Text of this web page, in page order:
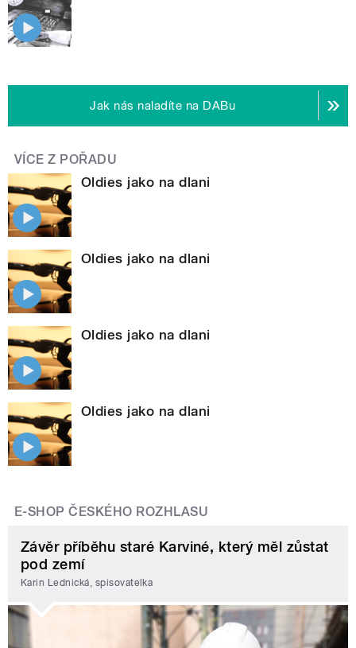
Jak nás naladíte na DABu
VÍCE Z POŘADU
Oldies jako na dlani
Oldies jako na dlani
Oldies jako na dlani
Oldies jako na dlani
E-SHOP ČESKÉHO ROZHLASU
Závěr příběhu staré Karviné, který měl zůstat
pod zemí
Karin Lednická, spisovatelka